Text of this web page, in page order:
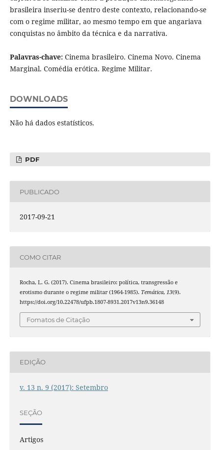
brasileira inseriu-se dentro deste contexto, relacionando-se
com o regime militar, ao mesmo tempo em que angariava
conquistas no âmbito da técnica e da narrativa.
Palavras-chave: Cinema brasileiro. Cinema Novo. Cinema
Marginal. Comédia erótica. Regime Militar.
DOWNLOADS
Não há dados estatísticos.
PDF
PUBLICADO
2017-09-21
COMO CITAR
Rocha, L. G. (2017). Cinema brasileiro: política, transgressão e
erotismo durante o regime militar (1964-1985). Temática, 13(9).
https://doi.org/10.22478/ufpb.1807-8931.2017v13n9.36148
Fomatos de Citação
EDIÇÃO
v. 13 n. 9 (2017): Setembro
SEÇÃO
Artigos